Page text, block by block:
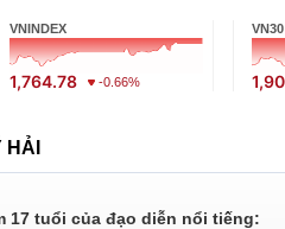
VNINDEX
1,764.78 -0.66%
VN30
HẢI
17 tuổi của đạo diễn nổi tiếng: